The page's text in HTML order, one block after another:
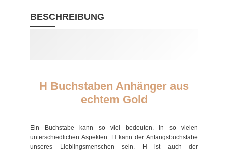
BESCHREIBUNG
H Buchstaben Anhänger aus
echtem Gold
Ein Buchstabe kann so viel bedeuten. In so vielen
unterschiedlichen Aspekten. H kann der Anfangsbuchstabe
unseres Lieblingsmenschen sein. H ist auch der